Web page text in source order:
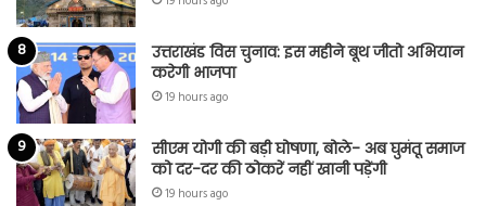
उत्तराखंड विस चुनाव: इस महीने बूथ जीतो अभियान
करेगी भाजपा
19 hours ago
सीएम योगी की बड़ी घोषणा, बोले- अब घुमंतू समाज
को दर-दर की ठोकरें नहीं खानी पड़ेंगी
19 hours ago